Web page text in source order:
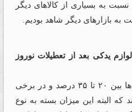
به بسیاری از کالاهای دیگر
بازارهای دیگر شاهد بودیم.
یدکی بعد از تعطیلات نوروز
به‌طور میانگین می‌توان گفت قیمت‌ها بین ۲۰ تا ۳۵ درصد و در برخی
که البته این میزان بسته به نوع